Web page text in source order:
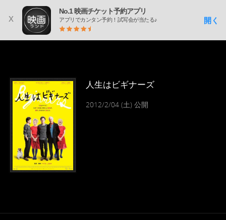
x
No.1 映画チケット予約アプリ
アプリでカンタン予約！試写会が当たる♪ 開く
人生はビギナーズ
2012/2/04 (土) 公開